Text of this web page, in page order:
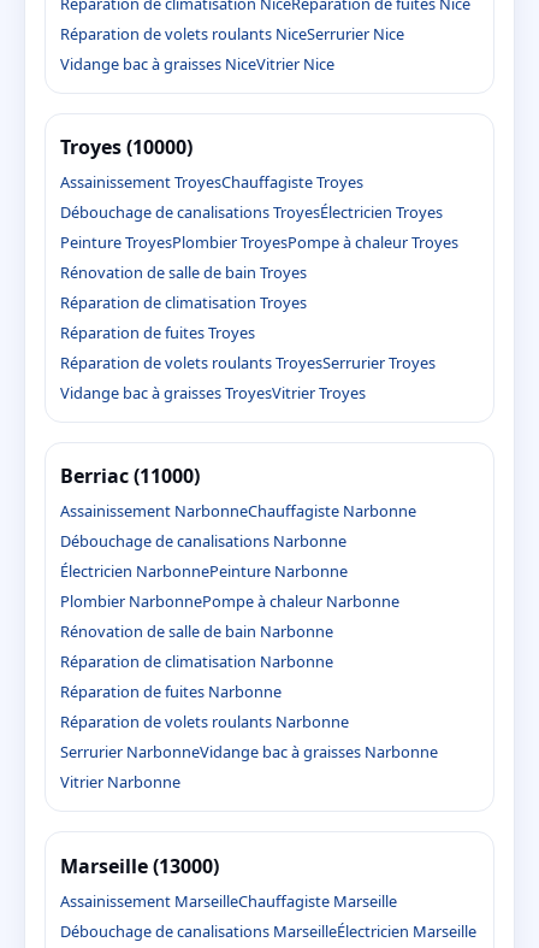
Réparation de volets roulants NiceSerrurier Nice
Vidange bac à graisses NiceVitrier Nice
Troyes (10000)
Assainissement TroyesChauffagiste Troyes
Débouchage de canalisations TroyesÉlectricien Troyes
Peinture TroyesPlombier TroyesPompe à chaleur Troyes
Rénovation de salle de bain Troyes
Réparation de climatisation Troyes
Réparation de fuites Troyes
Réparation de volets roulants TroyesSerrurier Troyes
Vidange bac à graisses TroyesVitrier Troyes
Berriac (11000)
Assainissement NarbonneChauffagiste Narbonne
Débouchage de canalisations Narbonne
Électricien NarbonnePeinture Narbonne
Plombier NarbonnePompe à chaleur Narbonne
Rénovation de salle de bain Narbonne
Réparation de climatisation Narbonne
Réparation de fuites Narbonne
Réparation de volets roulants Narbonne
Serrurier NarbonneVidange bac à graisses Narbonne
Vitrier Narbonne
Marseille (13000)
Assainissement MarseilleChauffagiste Marseille
Débouchage de canalisations MarseilleÉlectricien Marseille